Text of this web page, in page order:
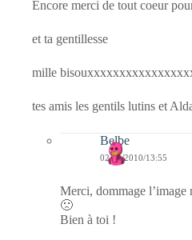
Encore merci de tout coeur
et ta gentillesse
mille
tes amis les gentils lutins et
Belbe
02/01/2010/13:55
Merci, dommage l’image
🙁
Bien à toi !